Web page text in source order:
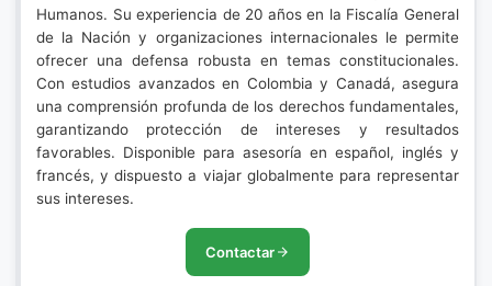
Humanos. Su experiencia de 20 años en la Fiscalía General
de la Nación y organizaciones internacionales le permite
ofrecer una defensa robusta en temas constitucionales.
Con estudios avanzados en Colombia y Canadá, asegura
una comprensión profunda de los derechos fundamentales,
garantizando protección de intereses y resultados
favorables. Disponible para asesoría en español, inglés y
francés, y dispuesto a viajar globalmente para representar
sus intereses.
Contactar